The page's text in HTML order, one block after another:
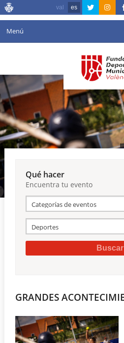
val es
Menú
Agenda
Instalaciones
Comunicación
Valencia en deporte
Reservas
Qué hacer
Encuentra tu evento
GRANDES